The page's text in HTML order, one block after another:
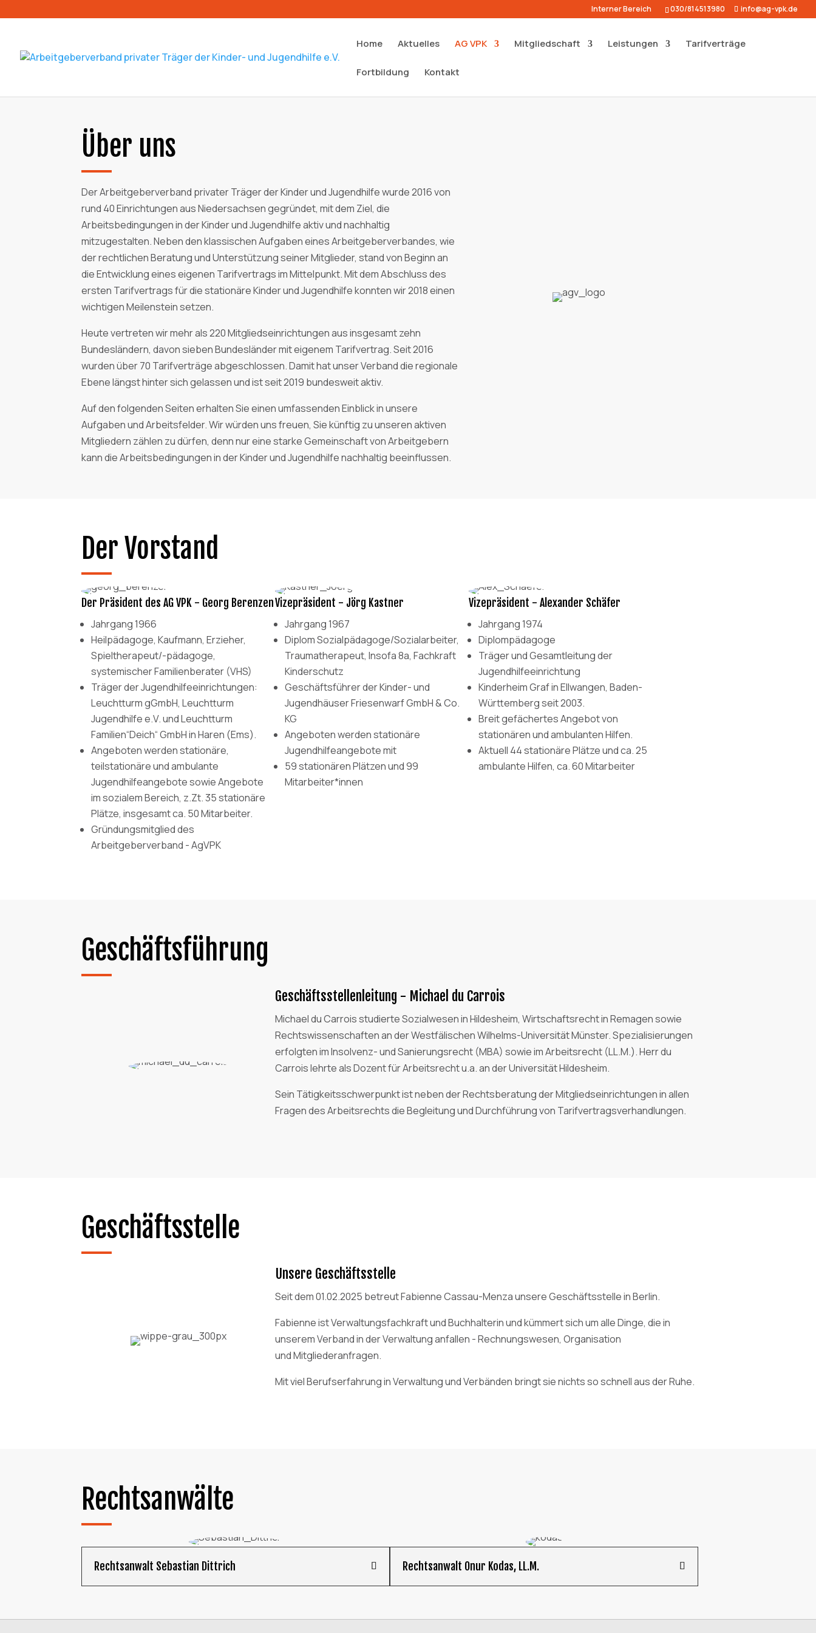
030/814513980 info@ag-vpk.de
Interner Bereich
Home Aktuelles AG VPK Mitgliedschaft Leistungen Tarifverträge
Fortbildung Kontakt
Über uns
Der Arbeitgeberverband privater Träger der Kinder und Jugendhilfe wurde 2016 von
rund 40 Einrichtungen aus Niedersachsen gegründet, mit dem Ziel, die
Arbeitsbedingungen in der Kinder und Jugendhilfe aktiv und nachhaltig
mitzugestalten. Neben den klassischen Aufgaben eines Arbeitgeberverbandes, wie
der rechtlichen Beratung und Unterstützung seiner Mitglieder, stand von Beginn an
die Entwicklung eines eigenen Tarifvertrags im Mittelpunkt. Mit dem Abschluss des
ersten Tarifvertrags für die stationäre Kinder und Jugendhilfe konnten wir 2018 einen
wichtigen Meilenstein setzen.
Heute vertreten wir mehr als 220 Mitgliedseinrichtungen aus insgesamt zehn
Bundesländern, davon sieben Bundesländer mit eigenem Tarifvertrag. Seit 2016
wurden über 70 Tarifverträge abgeschlossen. Damit hat unser Verband die regionale
Ebene längst hinter sich gelassen und ist seit 2019 bundesweit aktiv.
Auf den folgenden Seiten erhalten Sie einen umfassenden Einblick in unsere
Aufgaben und Arbeitsfelder. Wir würden uns freuen, Sie künftig zu unseren aktiven
Mitgliedern zählen zu dürfen, denn nur eine starke Gemeinschaft von Arbeitgebern
kann die Arbeitsbedingungen in der Kinder und Jugendhilfe nachhaltig beeinflussen.
Der Vorstand
Der Präsident des AG VPK - Georg Berenzen
Jahrgang 1966
Heilpädagoge, Kaufmann, Erzieher,
Spieltherapeut/-pädagoge,
systemischer Familienberater (VHS)
Träger der Jugendhilfeeinrichtungen:
Leuchtturm gGmbH, Leuchtturm
Jugendhilfe e.V. und Leuchtturm
Familien“Deich“ GmbH in Haren (Ems).
Angeboten werden stationäre,
teilstationäre und ambulante
Jugendhilfeangebote sowie Angebote
im sozialem Bereich, z.Zt. 35 stationäre
Plätze, insgesamt ca. 50 Mitarbeiter.
Gründungsmitglied des
Arbeitgeberverband - AgVPK
Vizepräsident - Jörg Kastner
Jahrgang 1967
Diplom Sozialpädagoge/Sozialarbeiter,
Traumatherapeut, Insofa 8a, Fachkraft
Kinderschutz
Geschäftsführer der Kinder- und
Jugendhäuser Friesenwarf GmbH & Co.
KG
Angeboten werden stationäre
Jugendhilfeangebote mit
59 stationären Plätzen und 99
Mitarbeiter*innen
Vizepräsident - Alexander Schäfer
Jahrgang 1974
Diplompädagoge
Träger und Gesamtleitung der
Jugendhilfeeinrichtung
Kinderheim Graf in Ellwangen, Baden-
Württemberg seit 2003.
Breit gefächertes Angebot von
stationären und ambulanten Hilfen.
Aktuell 44 stationäre Plätze und ca. 25
ambulante Hilfen, ca. 60 Mitarbeiter
Geschäftsführung
Geschäftsstellenleitung - Michael du Carrois
Michael du Carrois studierte Sozialwesen in Hildesheim, Wirtschaftsrecht in Remagen sowie
Rechtswissenschaften an der Westfälischen Wilhelms-Universität Münster. Spezialisierungen
erfolgten im Insolvenz- und Sanierungsrecht (MBA) sowie im Arbeitsrecht (LL.M.). Herr du
Carrois lehrte als Dozent für Arbeitsrecht u.a. an der Universität Hildesheim.
Sein Tätigkeitsschwerpunkt ist neben der Rechtsberatung der Mitgliedseinrichtungen in allen
Fragen des Arbeitsrechts die Begleitung und Durchführung von Tarifvertragsverhandlungen.
Geschäftsstelle
Unsere Geschäftsstelle
Seit dem 01.02.2025 betreut Fabienne Cassau-Menza unsere Geschäftsstelle in Berlin.
Fabienne ist Verwaltungsfachkraft und Buchhalterin und kümmert sich um alle Dinge, die in
unserem Verband in der Verwaltung anfallen - Rechnungswesen, Organisation
und Mitgliederanfragen.
Mit viel Berufserfahrung in Verwaltung und Verbänden bringt sie nichts so schnell aus der Ruhe.
Rechtsanwälte
Rechtsanwalt Sebastian Dittrich Rechtsanwalt Onur Kodas, LL.M.